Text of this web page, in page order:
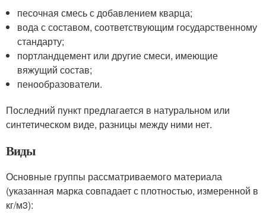
песочная смесь с добавлением кварца;
вода с составом, соответствующим государственному
стандарту;
портландцемент или другие смеси, имеющие
вяжущий состав;
пенообразователи.
Последний пункт предлагается в натуральном или
синтетическом виде, разницы между ними нет.
Виды
Основные группы рассматриваемого материала
(указанная марка совпадает с плотностью, измеренной в
кг/м3):